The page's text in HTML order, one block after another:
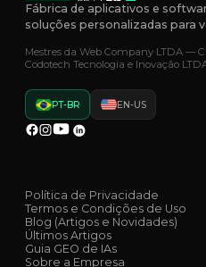
Fábrica de aplicativos e
soluções personalizadas para
Mestres da Web Company LTDA —
Codotech Tecnologia e Inovação
PT-BR EN-US
Política de Privacidade
Termos e Condições de Uso
Blog (Artigos e Novidades)
Últimos Artigos
Guia GEO de IAs
Sobre a Empresa